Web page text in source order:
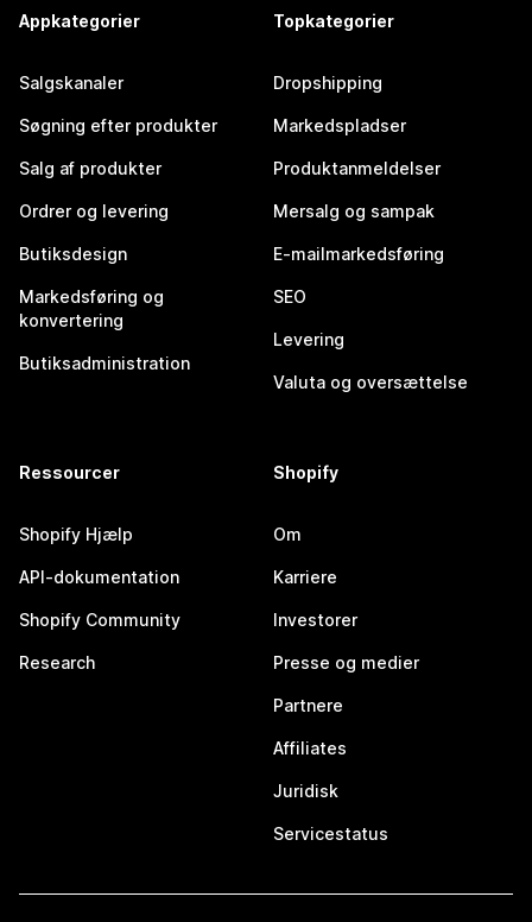
Appkategorier
Salgskanaler
Søgning efter produkter
Salg af produkter
Ordrer og levering
Butiksdesign
Markedsføring og
konvertering
Butiksadministration
Topkategorier
Dropshipping
Markedspladser
Produktanmeldelser
Mersalg og sampak
E-mailmarkedsføring
SEO
Levering
Valuta og oversættelse
Ressourcer
Shopify Hjælp
API-dokumentation
Shopify Community
Research
Shopify
Om
Karriere
Investorer
Presse og medier
Partnere
Affiliates
Juridisk
Servicestatus